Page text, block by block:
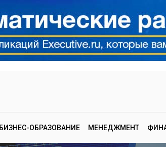
БИЗНЕС-ОБРАЗОВАНИЕ МЕНЕДЖМЕНТ